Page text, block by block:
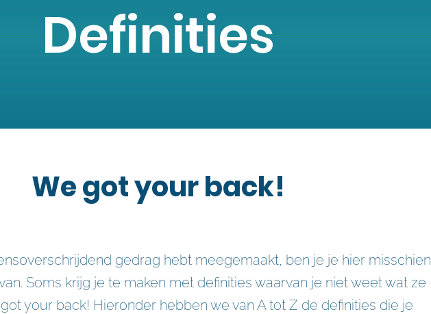
Definities
We got your back!
gedrag hebt meegemaakt, ben je je hier misschien
Soms krijg je te maken met definities waarvan je niet weet wat ze
your back! Hieronder hebben we van A tot Z de definities die je